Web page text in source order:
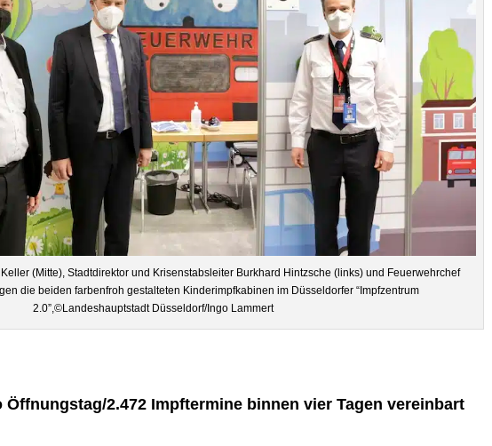
(Mitte), Stadt­di­rek­tor und Kri­sen­stabs­lei­ter Burk­hard Hintzsche (links) und Feu­er­wehr­chef
die bei­den far­ben­froh gestal­te­ten Kin­der­impf­ka­bi­nen im Düs­sel­dor­fer “Impf­zen­trum
2.0”,©Landeshauptstadt Düsseldorf/Ingo Lammert
2.472 Impf­ter­mine bin­nen vier Tagen vereinbart